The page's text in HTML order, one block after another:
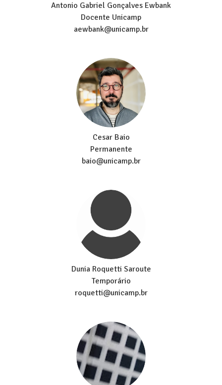
Antonio Gabriel Gonçalves Ewbank
Docente Unicamp
aewbank@unicamp.br
Cesar Baio
Permanente
baio@unicamp.br
Dunia Roquetti Saroute
Temporário
roquetti@unicamp.br